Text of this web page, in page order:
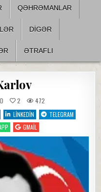
QƏHRƏMANLAR
DIGƏR
ƏTRAFLI
2
472
LINKEDIN
TELEGRAM
GMAIL